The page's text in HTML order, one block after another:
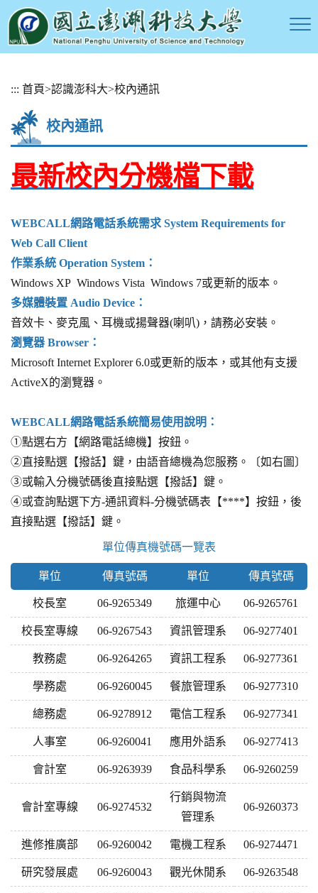
::: 首頁>認識澎科大>校內通訊
校內通訊
最新校內分機檔下載
WEBCALL網路電話系統需求 System Requirements for
Web Call Client
作業系統 Operation System：
Windows XP Windows Vista Windows 7或更新的版本。
多媒體裝置 Audio Device：
音效卡、麥克風、耳機或揚聲器(喇叭)，請務必安裝。
瀏覽器 Browser：
Microsoft Internet Explorer 6.0或更新的版本，或其他有支援
ActiveX的瀏覽器。
WEBCALL網路電話系統簡易使用說明：
①點選右方【網路電話總機】按鈕。
②直接點選【撥話】鍵，由語音總機為您服務。〔如右圖〕
③或輸入分機號碼後直接點選【撥話】鍵。
④或查詢點選下方-通訊資料-分機號碼表【****】按鈕，後
直接點選【撥話】鍵。
單位傳真機號碼一覽表
單位 傳真號碼 單位 傳真號碼
校長室 06-9265349 旅運中心 06-9265761
校長室專線 06-9267543 資訊管理系 06-9277401
教務處 06-9264265 資訊工程系 06-9277361
學務處 06-9260045 餐旅管理系 06-9277310
總務處 06-9278912 電信工程系 06-9277341
人事室 06-9260041 應用外語系 06-9277413
會計室 06-9263939 食品科學系 06-9260259
會計室專線 06-9274532
行銷與物流
管理系
06-9260373
進修推廣部 06-9260042 電機工程系 06-9274471
研究發展處 06-9260043 觀光休閒系 06-9263548